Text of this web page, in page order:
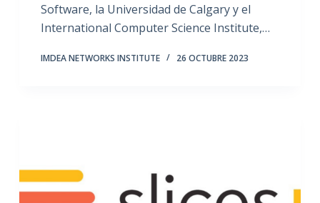
Software, la Universidad de Calgary y el
International Computer Science Institute,…
IMDEA NETWORKS INSTITUTE 26 OCTUBRE 2023